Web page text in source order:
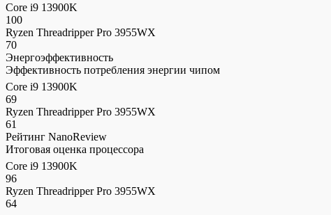
Core i9 13900K
100
Ryzen Threadripper Pro 3955WX
70
Энергоэффективность
Эффективность потребления энергии чипом
Core i9 13900K
69
Ryzen Threadripper Pro 3955WX
61
Рейтинг NanoReview
Итоговая оценка процессора
Core i9 13900K
96
Ryzen Threadripper Pro 3955WX
64